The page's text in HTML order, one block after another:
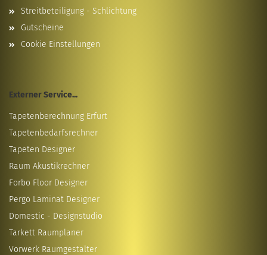
Streitbeteiligung - Schlichtung
Gutscheine
Cookie Einstellungen
Externer Service...
Tapetenberechnung Erfurt
Tapetenbedarfsrechner
Tapeten Designer
Raum Akustikrechner
Forbo Floor Designer
Pergo Laminat Designer
Domestic - Designstudio
Tarkett Raumplaner
Vorwerk Raumgestalter